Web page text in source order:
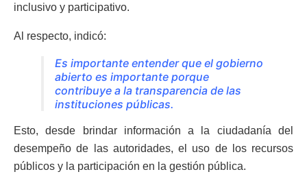
inclusivo y participativo.
Al respecto, indicó:
Es importante entender que el gobierno
abierto es importante porque
contribuye a la transparencia de las
instituciones públicas.
Esto, desde brindar información a la ciudadanía del
desempeño de las autoridades, el uso de los recursos
públicos y la participación en la gestión pública.